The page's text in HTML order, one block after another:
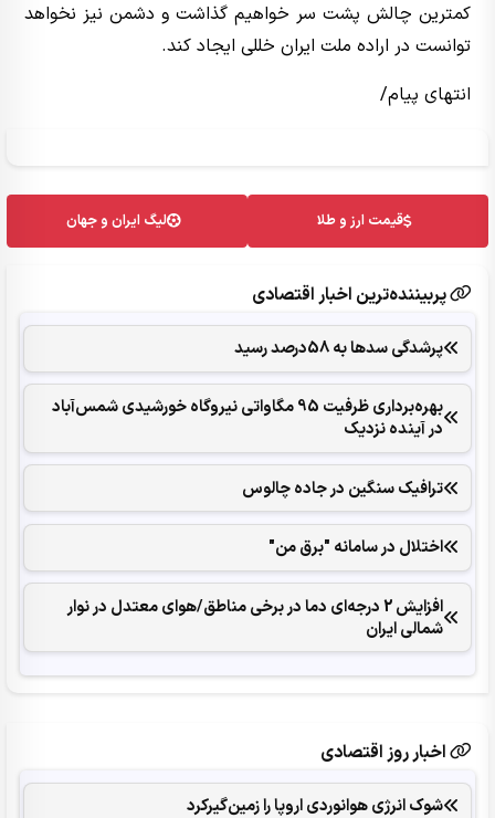
کمترین چالش پشت سر خواهیم گذاشت و دشمن نیز نخواهد
توانست در اراده ملت ایران خللی ایجاد کند.
انتهای پیام/
قیمت ارز و طلا لیگ ایران و جهان
پربیننده‌ترین اخبار اقتصادی
پرشدگی سدها به 58درصد رسید
بهره‌برداری ظرفیت 95 مگاواتی نیروگاه خورشیدی شمس‌آباد
در آینده نزدیک
ترافیک سنگین در جاده چالوس
اختلال در سامانه "برق من"
افزایش 2 درجه‌ای دما در برخی مناطق/هوای معتدل در نوار
شمالی ایران
اخبار روز اقتصادی
شوک انرژی هوانوردی اروپا را زمین‌گیر‌کرد